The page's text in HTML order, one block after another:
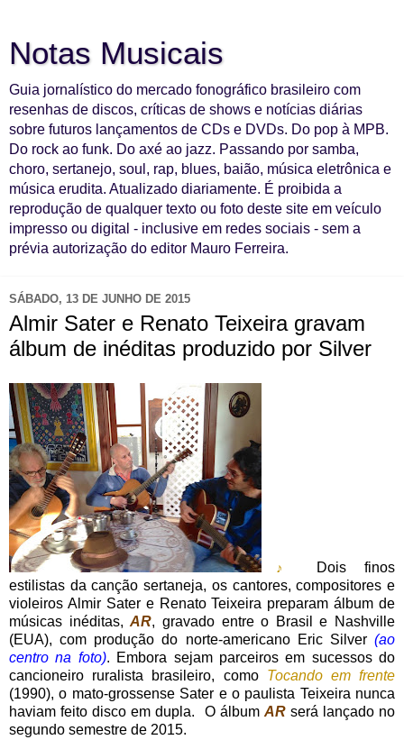
Notas Musicais
Guia jornalístico do mercado fonográfico brasileiro com
resenhas de discos, críticas de shows e notícias diárias
sobre futuros lançamentos de CDs e DVDs. Do pop à MPB.
Do rock ao funk. Do axé ao jazz. Passando por samba,
choro, sertanejo, soul, rap, blues, baião, música eletrônica e
música erudita. Atualizado diariamente. É proibida a
reprodução de qualquer texto ou foto deste site em veículo
impresso ou digital - inclusive em redes sociais - sem a
prévia autorização do editor Mauro Ferreira.
SÁBADO, 13 DE JUNHO DE 2015
Almir Sater e Renato Teixeira gravam
álbum de inéditas produzido por Silver
♪
Dois finos
estilistas da canção sertaneja, os cantores, compositores e
violeiros Almir Sater e Renato Teixeira preparam álbum de
músicas inéditas,AR, gravado entre o Brasil e Nashville
(EUA), com produção do norte-americano Eric Silver (ao
centro na foto). Embora sejam parceiros em sucessos do
cancioneiro ruralista brasileiro, como Tocando em frente
(1990), o mato-grossense Sater e o paulista Teixeira nunca
haviam feito disco em dupla. O álbum ARserá lançado no
segundo semestre de 2015.